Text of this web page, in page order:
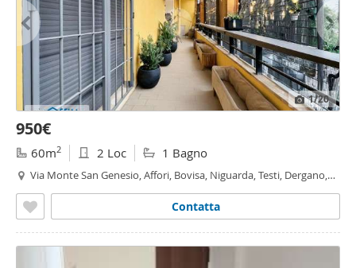
1/20
950€
60m2 2 Loc 1 Bagno
Via Monte San Genesio, Affori, Bovisa, Niguarda, Testi, Dergano,
Contatta